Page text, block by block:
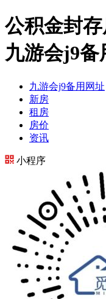
公积金封
九游会j9备
九游会j9备用网址
新房
租房
房价
资讯
小程序